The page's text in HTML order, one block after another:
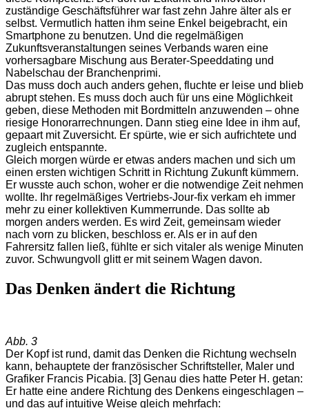
zuständige Geschäftsführer war fast zehn Jahre älter als er
selbst. Vermutlich hatten ihm seine Enkel beigebracht, ein
Smartphone zu benutzen. Und die regelmäßigen
Zukunftsveranstaltungen seines Verbands waren eine
vorhersagbare Mischung aus Berater-Speeddating und
Nabelschau der Branchenprimi.
Das muss doch auch anders gehen, fluchte er leise und blieb
abrupt stehen. Es muss doch auch für uns eine Möglichkeit
geben, diese Methoden mit Bordmitteln anzuwenden – ohne
riesige Honorarrechnungen. Dann stieg eine Idee in ihm auf,
gepaart mit Zuversicht. Er spürte, wie er sich aufrichtete und
zugleich entspannte.
Gleich morgen würde er etwas anders machen und sich um
einen ersten wichtigen Schritt in Richtung Zukunft kümmern.
Er wusste auch schon, woher er die notwendige Zeit nehmen
wollte. Ihr regelmäßiges Vertriebs-Jour-fix verkam eh immer
mehr zu einer kollektiven Kummerrunde. Das sollte ab
morgen anders werden. Es wird Zeit, gemeinsam wieder
nach vorn zu blicken, beschloss er. Als er in auf den
Fahrersitz fallen ließ, fühlte er sich vitaler als wenige Minuten
zuvor. Schwungvoll glitt er mit seinem Wagen davon.
Das Denken ändert die Richtung
Abb. 3
Der Kopf ist rund, damit das Denken die Richtung wechseln
kann, behauptete der französischer Schriftsteller, Maler und
Grafiker Francis Picabia. [3] Genau dies hatte Peter H. getan:
Er hatte eine andere Richtung des Denkens eingeschlagen –
und das auf intuitive Weise gleich mehrfach: